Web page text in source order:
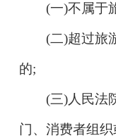
(一)不属于
(二)超过旅
的;
(三)人民法
门、消费者组